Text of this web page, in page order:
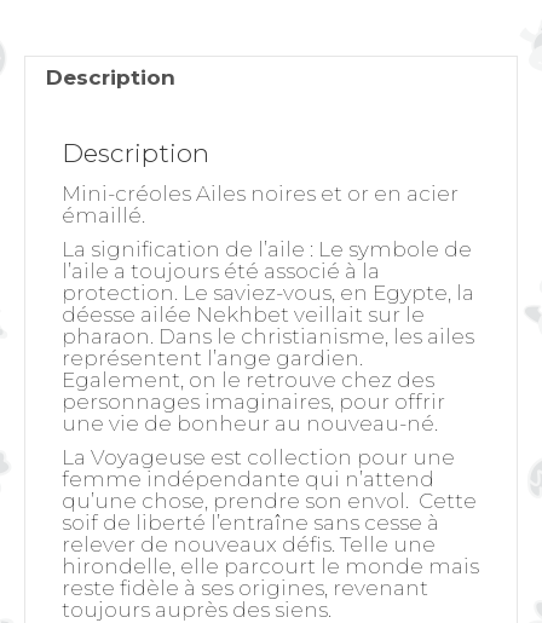
Description
Description
Mini-créoles Ailes noires et or en acier
émaillé.
La signification de l’aile : Le symbole de
l’aile a toujours été associé à la
protection. Le saviez-vous, en Egypte, la
déesse ailée Nekhbet veillait sur le
pharaon. Dans le christianisme, les ailes
représentent l’ange gardien.
Egalement, on le retrouve chez des
personnages imaginaires, pour offrir
une vie de bonheur au nouveau-né.
La Voyageuse est collection pour une
femme indépendante qui n’attend
qu’une chose, prendre son envol. Cette
soif de liberté l’entraîne sans cesse à
relever de nouveaux défis. Telle une
hirondelle, elle parcourt le monde mais
reste fidèle à ses origines, revenant
toujours auprès des siens.